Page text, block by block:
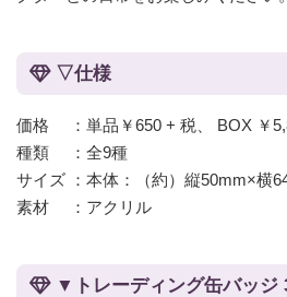
▽仕様
価格 ：単品￥650 + 税、 BOX ￥
種類 ：全9種
サイズ ：本体：（約）縦50mm×横
素材 ：アクリル
▼トレーディング缶バッジ